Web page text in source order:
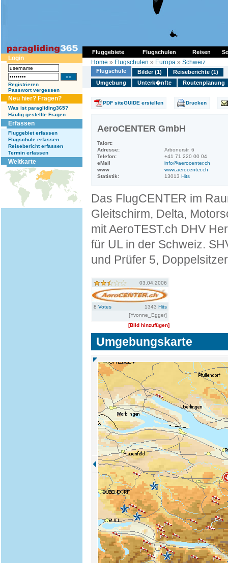
Fluggebiete Flugschulen Reisen
Login
Registrieren
Passwort vergessen
Neu hier? Fragen?
Was ist paragliding365?
Häufig gestellte Fragen
Erfassen
Fluggebiet erfassen
Flugschule erfassen
Reisebericht erfassen
Termin erfassen
Weltkarte
Home » Flugschulen » Europa » Schweiz
Flugschule Bilder (1)
Reiseberichte (1)
Umgebung
Unterk�nfte Routenplanung
PDF siteGUIDE erstellen Drucken
AeroCENTER GmbH
Talort:
Adresse:
Arbonerstr. 6
Telefon:
+41 71 220 00 04
eMail
info@aerocenter.ch
www
www.aerocenter.ch
Statistik:
13013 Hits
Das FlugCENTER im
Gleitschirm, Delta,
mit AeroTEST.ch DHV
für UL in der Schweiz.
und Prüfer 5,
03.04.2006
8 Votes 1343 Hits
[Yvonne_Egger]
[Bild hinzufügen]
Umgebungskarte